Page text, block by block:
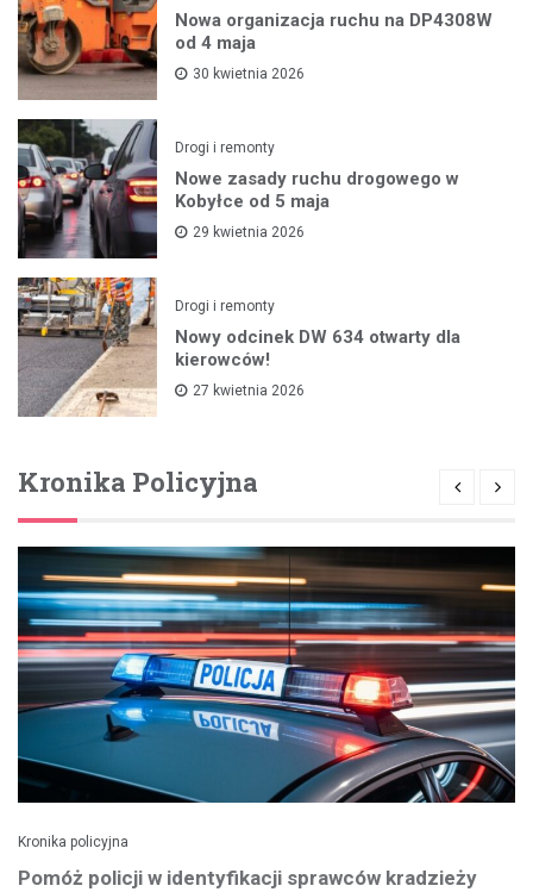
Nowa organizacja ruchu na DP4308W
od 4 maja
30 kwietnia 2026
Drogi i remonty
Nowe zasady ruchu drogowego w
Kobyłce od 5 maja
29 kwietnia 2026
Drogi i remonty
Nowy odcinek DW 634 otwarty dla
kierowców!
27 kwietnia 2026
Kronika Policyjna
Kronika policyjna
Pomóż policji w identyfikacji sprawców kradzieży